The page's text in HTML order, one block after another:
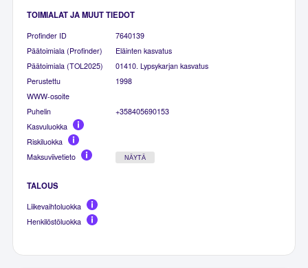
TOIMIALAT JA MUUT TIEDOT
Profinder ID
7640139
Päätoimiala (Profinder)
Eläinten kasvatus
Päätoimiala (TOL2025)
01410. Lypsykarjan kasvatus
Perustettu
1998
WWW-osoite
Puhelin
+358405690153
Kasvuluokka
Riskiluokka
Maksuviivetieto
NÄYTÄ
TALOUS
Liikevaihtoluokka
Henkilöstöluokka